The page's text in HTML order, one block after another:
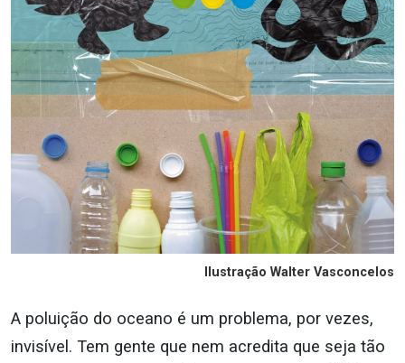
Ilustração Walter Vasconcelos
A poluição do oceano é um problema, por vezes,
invisível. Tem gente que nem acredita que seja tão